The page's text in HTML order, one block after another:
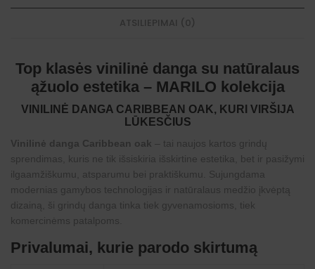
ATSILIEPIMAI (0)
Top klasės vinilinė danga su natūralaus
ąžuolo estetika – MARILO kolekcija
VINILINĖ DANGA CARIBBEAN OAK, KURI VIRŠIJA
LŪKESČIUS
Vinilinė danga Caribbean oak – tai naujos kartos grindų
sprendimas, kuris ne tik išsiskiria išskirtine estetika, bet ir pasižymi
ilgaamžiškumu, atsparumu bei praktiškumu. Sujungdama
modernias gamybos technologijas ir natūralaus medžio įkvėptą
dizainą, ši grindų danga tinka tiek gyvenamosioms, tiek
komercinėms patalpoms.
Privalumai, kurie parodo skirtumą